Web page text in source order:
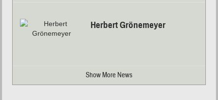
Herbert Grönemeyer
Show More News